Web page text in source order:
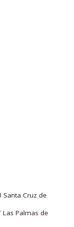
Santa Cruz de
Las Palmas de